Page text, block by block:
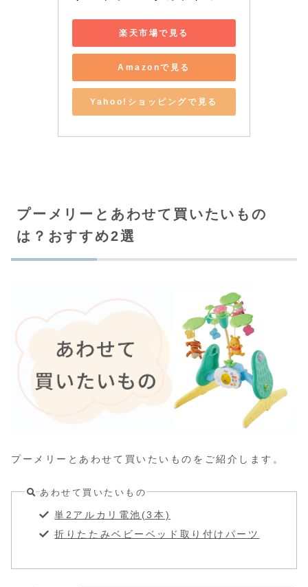
楽天市場で見る
Amazonで見る
Yahoo!ショッピングで見る
プーメリーとあわせて買いたいもの
は？おすすめ2選
プーメリーとあわせて買いたいものをご紹介します。
あわせて買いたいもの
単2アルカリ電池(3本)
折りたたみベビーベッド取り付けパーツ